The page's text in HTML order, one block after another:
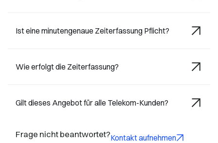
Ist eine minutengenaue Zeiterfassung Pflicht?
Wie erfolgt die Zeiterfassung?
Gilt dieses Angebot für alle Telekom-Kunden?
Frage nicht beantwortet?Kontakt aufnehmen